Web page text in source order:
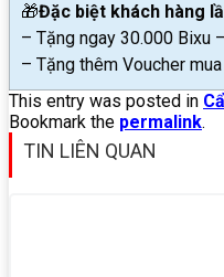
🎁Đặc biệt khách hàng
– Tặng ngay 30.000 Bixu –
– Tặng thêm Voucher
This entry was posted in
Bookmark the permalink.
TIN LIÊN QUAN